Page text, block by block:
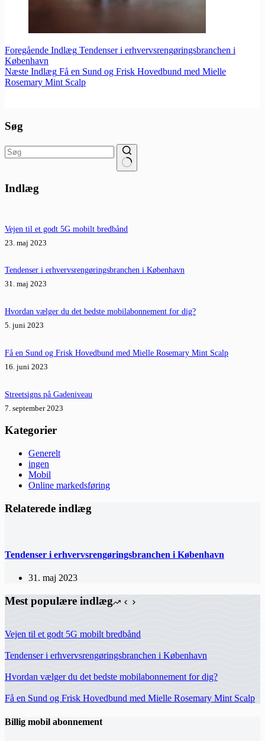
Foregående Indlæg Tendenser i erhvervsrengøringsbranchen i
København
Næste Indlæg Få en Sund og Frisk Hovedbund med Mielle
Rosemary Mint Scalp
Søg
resultater
Indlæg
Vejen til et godt 5G mobilt bredbånd
23. maj 2023
Tendenser i erhvervsrengøringsbranchen i København
31. maj 2023
Hvordan vælger du det bedste mobilabonnement for dig?
5. juni 2023
Få en Sund og Frisk Hovedbund med Mielle Rosemary Mint Scalp
16. juni 2023
Streetsigns på Gadeniveau
7. september 2023
Kategorier
Generelt
ingen
Mobil
Online markedsføring
Relaterede indlæg
Tendenser i erhvervsrengøringsbranchen i København
31. maj 2023
Mest populære indlæg
Vejen til et godt 5G mobilt bredbånd
Tendenser i erhvervsrengøringsbranchen i København
Hvordan vælger du det bedste mobilabonnement for dig?
Få en Sund og Frisk Hovedbund med Mielle Rosemary Mint Scalp
Billig mobil abonnement